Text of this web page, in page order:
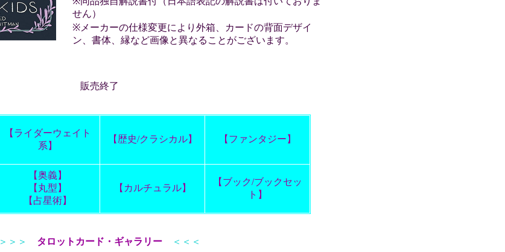
せん）
※メーカーの仕様変更により外箱、カードの背面デザイ
ン、書体、縁など画像と異なることがございます。
販売終了
【ライダーウェイト
系】
【歴史/クラシカル】 【ファンタジー】
【奥義】
【丸型】
【占星術】
【カルチュラル】
【ブック/ブックセッ
ト】
＞＞＞ タロットカード・ギャラリー ＜＜＜